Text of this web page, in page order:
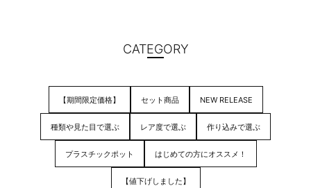
CATEGORY
【期間限定価格】 セット商品 NEW RELEASE
種類や見た目で選ぶ レア度で選ぶ 作り込みで選ぶ
プラスチックポット はじめての方にオススメ！
【値下げしました】